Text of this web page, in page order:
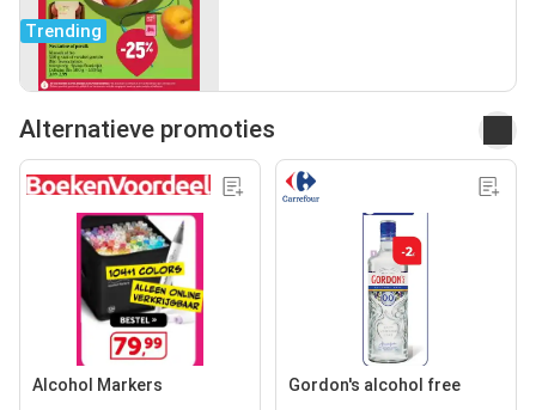
Trending
Alternatieve promoties
Alcohol Markers Gordon's alcohol free